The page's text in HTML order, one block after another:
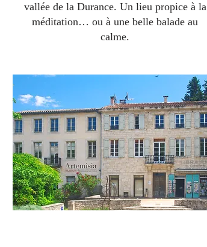
vallée de la Durance. Un lieu propice à la
méditation… ou à une belle balade au
calme.